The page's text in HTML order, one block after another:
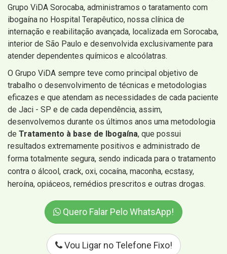
Grupo ViDA Sorocaba, administramos o taratamento com
ibogaína no Hospital Terapêutico, nossa clínica de
internação e reabilitação avançada, localizada em Sorocaba,
interior de São Paulo e desenvolvida exclusivamente para
atender dependentes químicos e alcoólatras.
O Grupo ViDA sempre teve como principal objetivo de
trabalho o desenvolvimento de técnicas e metodologias
eficazes e que atendam as necessidades de cada paciente
de Jaci - SP e de cada dependência, assim,
desenvolvemos durante os últimos anos uma metodologia
de Tratamento à base de Ibogaína, que possui
resultados extremamente positivos e administrado de
forma totalmente segura, sendo indicada para o tratamento
contra o álcool, crack, oxi, cocaína, maconha, ecstasy,
heroína, opiáceos, remédios prescritos e outras drogas.
Quero Falar Pelo WhatsApp!
Vou Ligar no Telefone Fixo!